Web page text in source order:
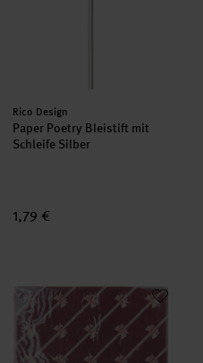
Hersteller:
Rico Design
Paper Poetry Bleistift mit
Schleife Silber
1,79 €
Paper Poetry Origamipapier